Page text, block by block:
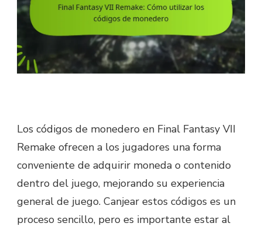
MONEDERO
Los códigos de monedero en Final Fantasy VII
Remake ofrecen a los jugadores una forma
conveniente de adquirir moneda o contenido
dentro del juego, mejorando su experiencia
general de juego. Canjear estos códigos es un
proceso sencillo, pero es importante estar al